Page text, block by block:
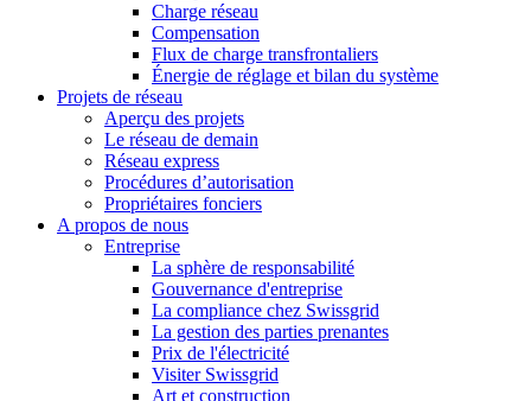
Charge réseau
Compensation
Flux de charge transfrontaliers
Énergie de réglage et bilan du système
Projets de réseau
Aperçu des projets
Le réseau de demain
Réseau express
Procédures d’autorisation
Propriétaires fonciers
A propos de nous
Entreprise
La sphère de responsabilité
Gouvernance d'entreprise
La compliance chez Swissgrid
La gestion des parties prenantes
Prix de l'électricité
Visiter Swissgrid
Art et construction